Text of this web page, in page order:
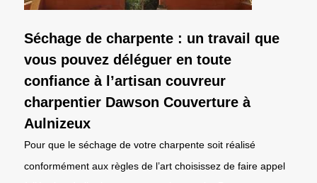
Séchage de charpente : un travail que
vous pouvez déléguer en toute
confiance à l’artisan couvreur
charpentier Dawson Couverture à
Aulnizeux
Pour que le séchage de votre charpente soit réalisé
conformément aux règles de l’art choisissez de faire appel